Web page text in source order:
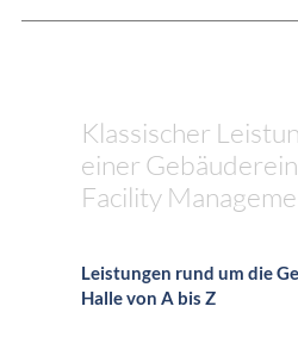
Klassischer
einer
Facility
Leistungen rund um die
Halle von A bis Z